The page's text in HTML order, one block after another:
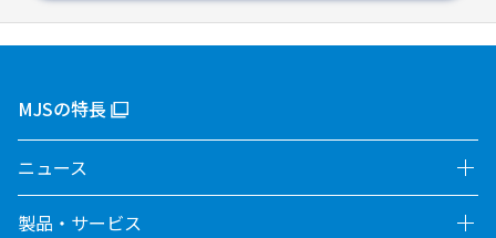
MJSの特長
ニュース
製品・サービス